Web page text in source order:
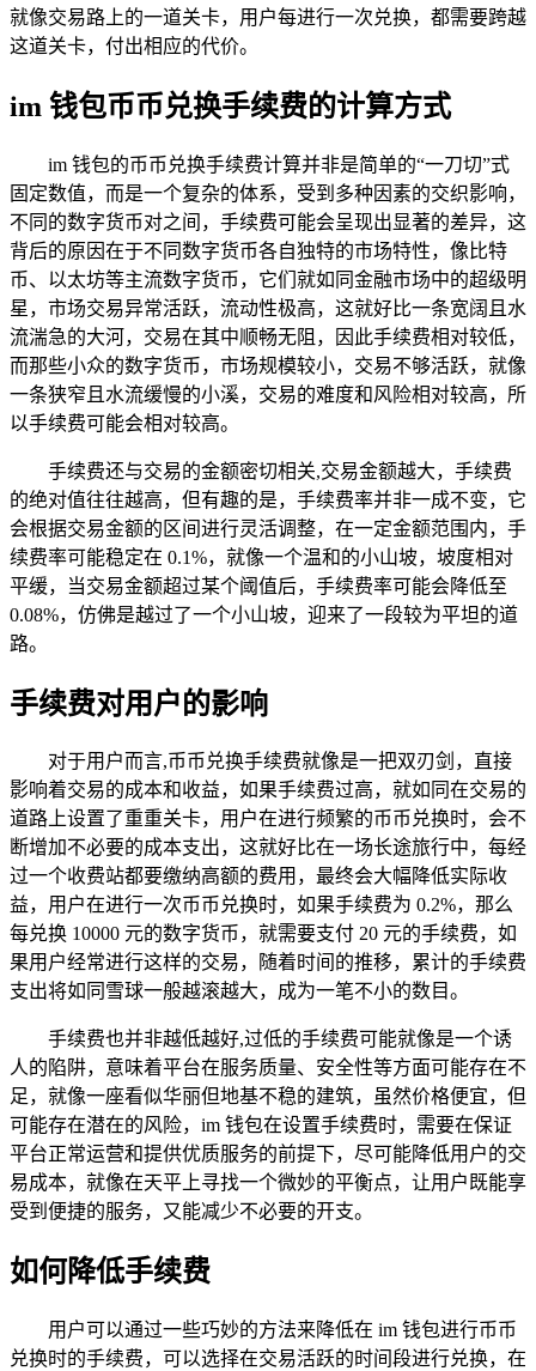
就像交易路上的一道关卡，用户每进行一次兑换，都需要跨越
这道关卡，付出相应的代价。
im 钱包币币兑换手续费的计算方式
im 钱包的币币兑换手续费计算并非是简单的“一刀切”式
固定数值，而是一个复杂的体系，受到多种因素的交织影响，
不同的数字货币对之间，手续费可能会呈现出显著的差异，这
背后的原因在于不同数字货币各自独特的市场特性，像比特
币、以太坊等主流数字货币，它们就如同金融市场中的超级明
星，市场交易异常活跃，流动性极高，这就好比一条宽阔且水
流湍急的大河，交易在其中顺畅无阻，因此手续费相对较低，
而那些小众的数字货币，市场规模较小，交易不够活跃，就像
一条狭窄且水流缓慢的小溪，交易的难度和风险相对较高，所
以手续费可能会相对较高。
手续费还与交易的金额密切相关,交易金额越大，手续费
的绝对值往往越高，但有趣的是，手续费率并非一成不变，它
会根据交易金额的区间进行灵活调整，在一定金额范围内，手
续费率可能稳定在 0.1%，就像一个温和的小山坡，坡度相对
平缓，当交易金额超过某个阈值后，手续费率可能会降低至
0.08%，仿佛是越过了一个小山坡，迎来了一段较为平坦的道
路。
手续费对用户的影响
对于用户而言,币币兑换手续费就像是一把双刃剑，直接
影响着交易的成本和收益，如果手续费过高，就如同在交易的
道路上设置了重重关卡，用户在进行频繁的币币兑换时，会不
断增加不必要的成本支出，这就好比在一场长途旅行中，每经
过一个收费站都要缴纳高额的费用，最终会大幅降低实际收
益，用户在进行一次币币兑换时，如果手续费为 0.2%，那么
每兑换 10000 元的数字货币，就需要支付 20 元的手续费，如
果用户经常进行这样的交易，随着时间的推移，累计的手续费
支出将如同雪球一般越滚越大，成为一笔不小的数目。
手续费也并非越低越好,过低的手续费可能就像是一个诱
人的陷阱，意味着平台在服务质量、安全性等方面可能存在不
足，就像一座看似华丽但地基不稳的建筑，虽然价格便宜，但
可能存在潜在的风险，im 钱包在设置手续费时，需要在保证
平台正常运营和提供优质服务的前提下，尽可能降低用户的交
易成本，就像在天平上寻找一个微妙的平衡点，让用户既能享
受到便捷的服务，又能减少不必要的开支。
如何降低手续费
用户可以通过一些巧妙的方法来降低在 im 钱包进行币币
兑换时的手续费，可以选择在交易活跃的时间段进行兑换，在